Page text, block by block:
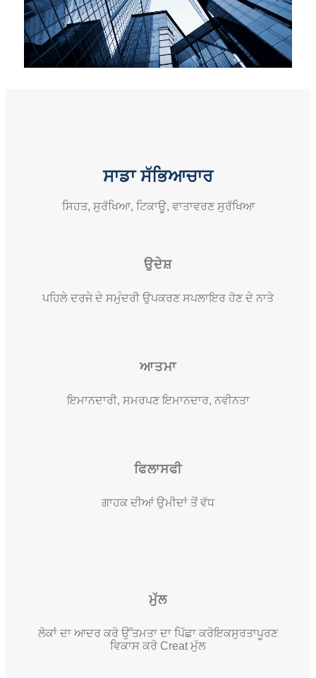
ਸਾਡਾ ਸੱਭਿਆਚਾਰ
ਸਿਹਤ, ਸੁਰੱਖਿਆ, ਟਿਕਾਊ, ਵਾਤਾਵਰਣ ਸੁਰੱਖਿਆ
ਉਦੇਸ਼
ਪਹਿਲੇ ਦਰਜੇ ਦੇ ਸਮੁੰਦਰੀ ਉਪਕਰਣ ਸਪਲਾਇਰ ਹੋਣ ਦੇ ਨਾਤੇ
ਆਤਮਾ
ਇਮਾਨਦਾਰੀ, ਸਮਰਪਣ ਇਮਾਨਦਾਰ, ਨਵੀਨਤਾ
ਫਿਲਾਸਫੀ
ਗਾਹਕ ਦੀਆਂ ਉਮੀਦਾਂ ਤੋਂ ਵੱਧ
ਮੁੱਲ
ਲੋਕਾਂ ਦਾ ਆਦਰ ਕਰੋ ਉੱਤਮਤਾ ਦਾ ਪਿੱਛਾ ਕਰੋਇਕਸੁਰਤਾਪੂਰਣ
ਵਿਕਾਸ ਕਰੋ Creat ਮੁੱਲ